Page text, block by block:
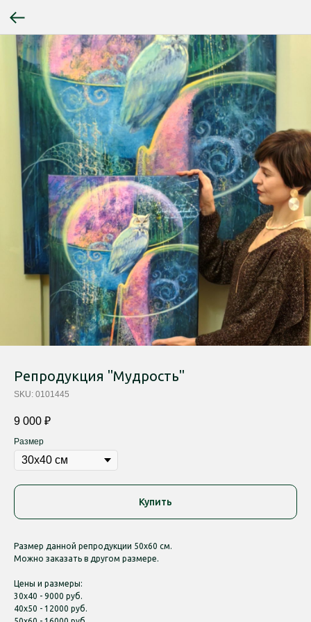
Репродукция "Мудрость"
SKU: 0101445
9 000 ₽
Размер
Купить
Размер данной репродукции 50х60 см.
Можно заказать в другом размере.
Цены и размеры:
30х40 - 9000 руб.
40х50 - 12000 руб.